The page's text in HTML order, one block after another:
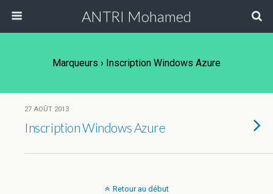
ANTRI Mohamed
Marqueurs › Inscription Windows Azure
27 AOÛT 2013
Inscription Windows Azure
Retour au début